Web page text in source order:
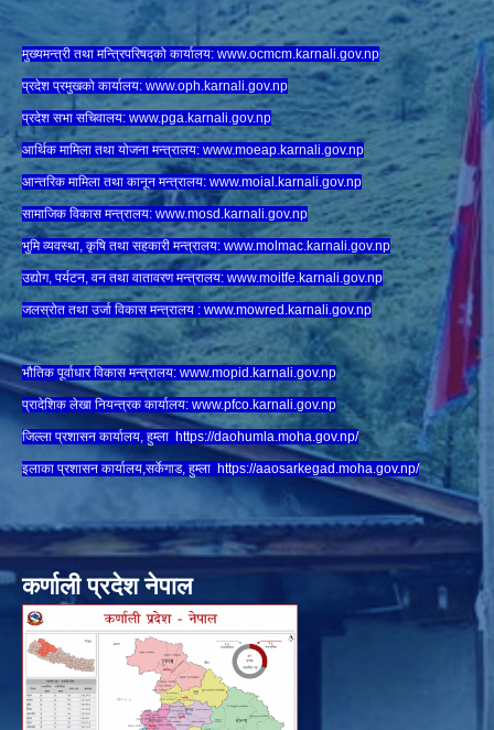
मुख्यमन्त्री तथा मन्त्रिपरिषद्को कार्यालय: www.ocmcm.karnali.gov.np
प्रदेश प्रमुखको कार्यालय: www.oph.karnali.gov.np
प्रदेश सभा सचिवालय: www.pga.karnali.gov.np
आर्थिक मामिला तथा योजना मन्त्रालय: www.moeap.karnali.gov.np
आन्तरिक मामिला तथा कानून मन्त्रालय: www.moial.karnali.gov.np
सामाजिक विकास मन्त्रालय: www.mosd.karnali.gov.np
भुमि व्यवस्था, कृषि तथा सहकारी मन्त्रालय: www.molmac.karnali.gov.np
उद्योग, पर्यटन, वन तथा वातावरण मन्त्रालय: www.moitfe.karnali.gov.np
जलस्रोत तथा उर्जा विकास मन्त्रालय : www.mowred.karnali.gov.np
भौतिक पूर्वाधार विकास मन्त्रालय: www.mopid.karnali.gov.np
प्रादेशिक लेखा नियन्त्रक कार्यालय: www.pfco.karnali.gov.np
जिल्ला प्रशासन कार्यालय, हुम्ला https://daohumla.moha.gov.np/
इलाका प्रशासन कार्यालय,सर्केगाड, हुम्ला https://aaosarkegad.moha.gov.np/
कर्णाली प्रदेश नेपाल